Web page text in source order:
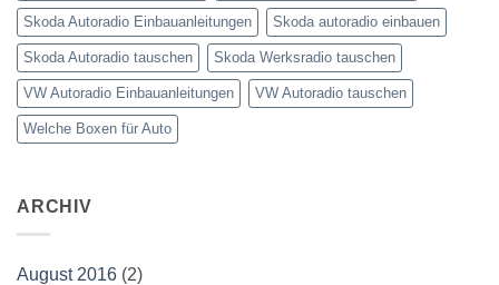
Skoda Autoradio Einbauanleitungen Skoda autoradio einbauen
Skoda Autoradio tauschen Skoda Werksradio tauschen
VW Autoradio Einbauanleitungen VW Autoradio tauschen
Welche Boxen für Auto
ARCHIV
August 2016 (2)